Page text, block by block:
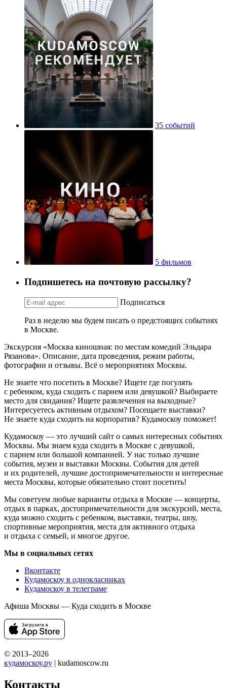
35 событий
5 фильмов
Подпишетесь на почтовую рассылку?
Подписаться
Раз в неделю мы будем писать о предстоящих событиях
в Москве.
Экскурсия «Москва киношная: по местам комедий Эльдара
Рязанова». Описание, дата проведения, режим работы,
фотографии и отзывы. Всё о мероприятиях Москвы.
Не знаете что посетить в Москве? Ищете где погулять
с ребенком, куда сходить с парнем или девушкой? Выбираете
место для свидания? Ищете развлечения на выходные?
Интересуетесь активным отдыхом? Посещаете выставки?
Не знаете куда сходить на корпоратив? Кудамоскоу поможет!
Кудамоскоу — это лучший сайт о самых интересных событиях
Москвы. Мы знаем куда сходить в Москве с девушкой,
с парнем или большой компанией. У нас только лучшие
события, музеи и выставки Москвы. События для детей
и их родителей, лучшие достопримечательности и интересные
места Москвы, которые обязательно стоит посетить!
Мы советуем любые варианты отдыха в Москве — концерты,
отдых в парках, достопримечательности для экскурсий, места,
куда можно сходить с ребенком, выставки, театры, шоу,
спортивные мероприятия, места для активного отдыха
и отдыха с семьей, и многое другое.
Мы в социальных сетях
Вконтакте
Кудамоскоу в однокласниках
Кудамоскоу в телеграме
Афиша Москвы — Куда сходить в Москве
© 2013–2026
кудамоскоу.ру | kudamoscow.ru
Контакты